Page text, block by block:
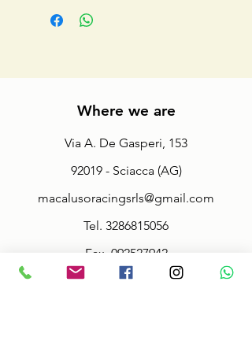
Where we are
Via A. De Gasperi, 153
92019 - Sciacca (AG)
macalusoracingsrls@gmail.com
Tel. 3286815056
Fax. 092527942